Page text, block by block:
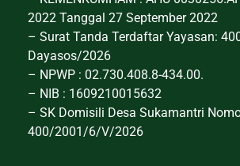
2022 Tanggal 27 September 2022
– Surat Tanda Terdaftar Yayasan:
Dayasos/2026
– NPWP : 02.730.408.8-434.00.
– NIB : 1609210015632
– SK Domisili Desa Sukamantri
400/2001/6/V/2026